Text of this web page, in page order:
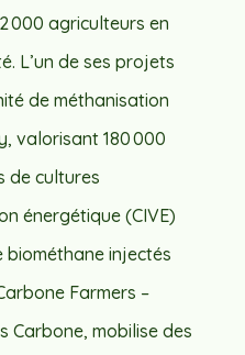
000 agriculteurs en
L’un de ses projets
de méthanisation
valorisant 180 000
de cultures
énergétique (CIVE)
biométhane injectés
Farmers –
Carbone, mobilise des